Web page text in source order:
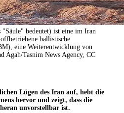
ballistische
eine Weiterentwicklung von
Agah/Tasnim News Agency, CC
Lügen des Iran auf, hebt die
hervor und zeigt, dass die
unvorstellbar ist.